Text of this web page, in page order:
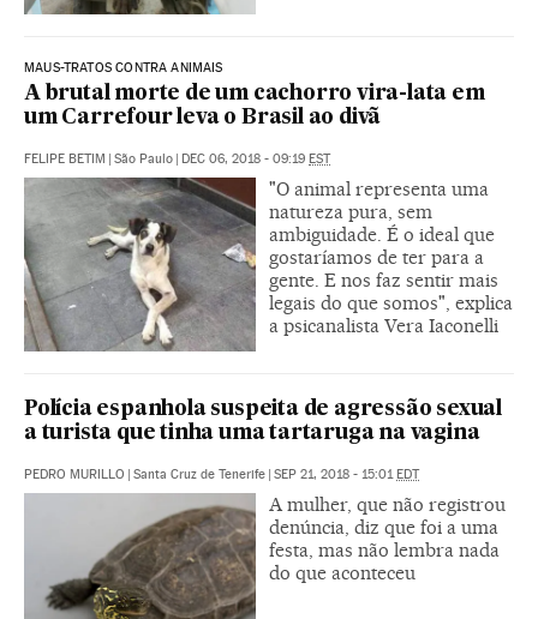
MAUS-TRATOS CONTRA ANIMAIS
A brutal morte de um cachorro vira-lata em
um Carrefour leva o Brasil ao divã
FELIPE BETIM | São Paulo | DEC 06, 2018 - 09:19 EST
"O animal representa uma
natureza pura, sem
ambiguidade. É o ideal que
gostaríamos de ter para a
gente. E nos faz sentir mais
legais do que somos", explica
a psicanalista Vera Iaconelli
Polícia espanhola suspeita de agressão sexual
a turista que tinha uma tartaruga na vagina
PEDRO MURILLO | Santa Cruz de Tenerife | SEP 21, 2018 - 15:01EDT
A mulher, que não registrou
denúncia, diz que foi a uma
festa, mas não lembra nada
do que aconteceu